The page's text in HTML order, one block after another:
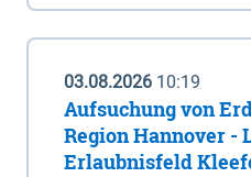
03.08.2026 10:19
Aufsuchung von
Region Hannover -
Erlaubnisfeld